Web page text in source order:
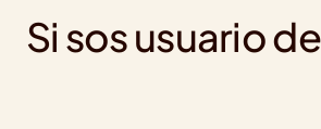
Si sos usuario